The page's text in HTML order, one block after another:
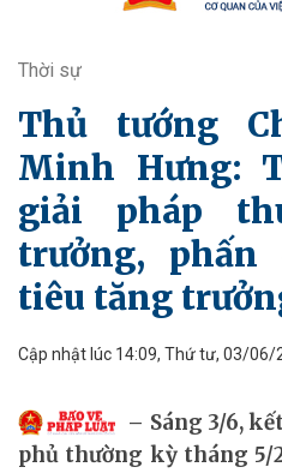
Thời sự
Thủ tướng
Minh Hưng:
giải pháp
trưởng, phấn
tiêu tăng
Cập nhật lúc 14:09, Thứ tư, 03/06/
Sáng 3/6,
phủ thường kỳ tháng 5/